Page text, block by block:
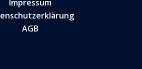
Impressum
AGB